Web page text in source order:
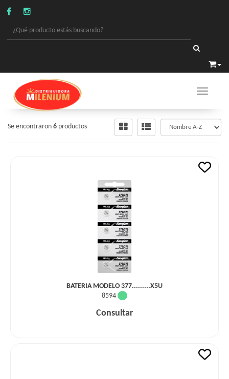
Toggle
PILAS-BATERIAS
/BATERIA RELOJES Y CALCULADORA
Se encontraron 6 productos
BATERIA MODELO 377.........X5U
8594
Consultar